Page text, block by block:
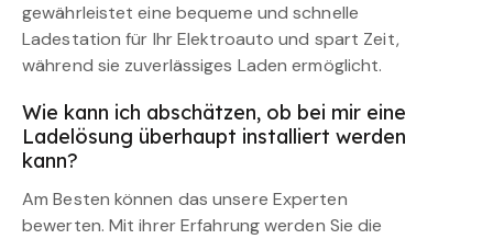
gewährleistet eine bequeme und schnelle
Ladestation für Ihr Elektroauto und spart Zeit,
während sie zuverlässiges Laden ermöglicht.
Wie kann ich abschätzen, ob bei mir eine
Ladelösung überhaupt installiert werden
kann?
Am Besten können das unsere Experten
bewerten. Mit ihrer Erfahrung werden Sie die